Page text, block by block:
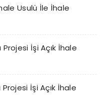
Usulü İle İhale
İşi Açık İhale
İşi Açık İhale